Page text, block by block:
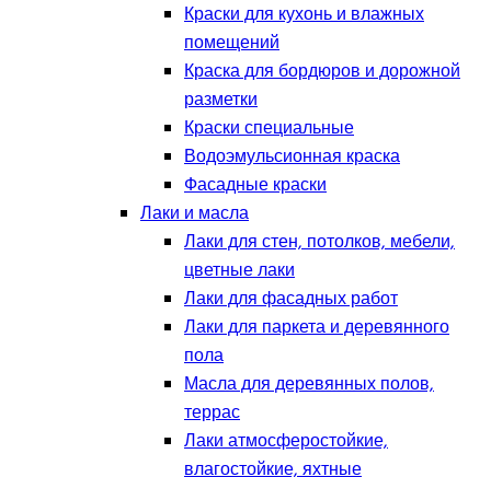
Краски для кухонь и влажных
помещений
Краска для бордюров и дорожной
разметки
Краски специальные
Водоэмульсионная краска
Фасадные краски
Лаки и масла
Лаки для стен, потолков, мебели,
цветные лаки
Лаки для фасадных работ
Лаки для паркета и деревянного
пола
Масла для деревянных полов,
террас
Лаки атмосферостойкие,
влагостойкие, яхтные